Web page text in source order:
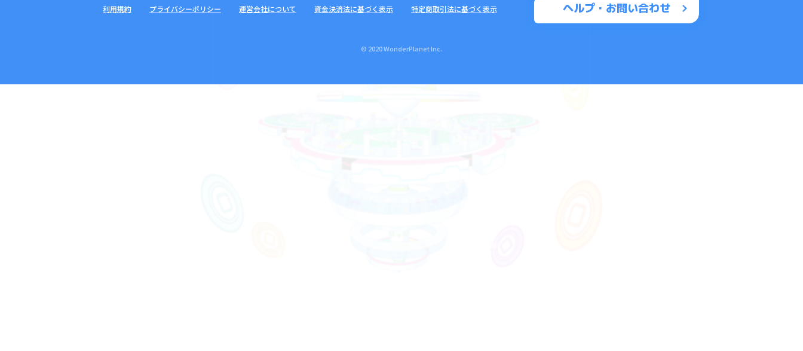
ヘルプ・お問い合わせ
利用規約 プライバシーポリシー 運営会社について 資金決済法に基づく表示 特定商取引法に基づく表示
© 2020 WonderPlanet Inc.